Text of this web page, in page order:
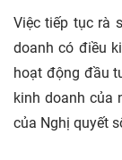
Việc tiếp tục rà
doanh có điều
hoạt động đầu
kinh doanh của
của Nghị quyết